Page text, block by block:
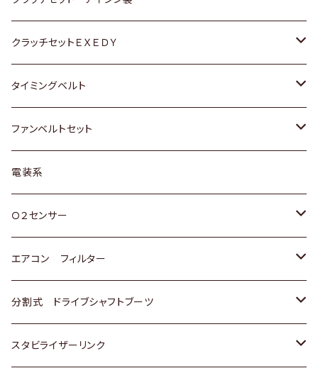
マツダ
三菱
スバル
日野
アストロ（シボレー）
クライスラー
日産
ダイハツ
マツダ
三菱
スバル
日産
ホンダ
マツダ
ホンダ
スズキ
ダイハツ
マツダ
三菱
スバル
クラッチセットＥＸＥＤＹ
ホンダ
スズキ
日産
ダイハツ
マツダ
三菱
スバル
タイミングベルト
トヨタ
スズキ
ダイハツ
三菱
スバル
ファンベルトセット
トヨタ
ホンダ
スズキ
日産
いすゞ
電装系
Ｏ２センサー
トヨタ
ホンダ
スズキ
エアコン フィルター
トヨタ
ホンダ
分割式 ドライブシャフトブーツ
トヨタ
スタビライザーリンク